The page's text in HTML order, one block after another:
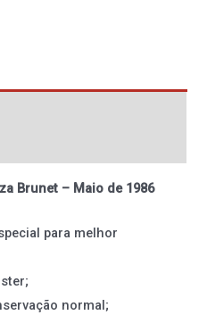
Brunet – Maio de 1986
para melhor
normal;